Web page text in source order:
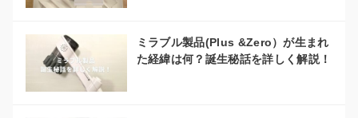
ミラブル製品(Plus &Zero）が生まれ
た経緯は何？誕生秘話を詳しく解説！